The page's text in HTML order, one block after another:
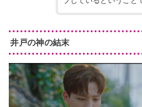
井戸の神の結末